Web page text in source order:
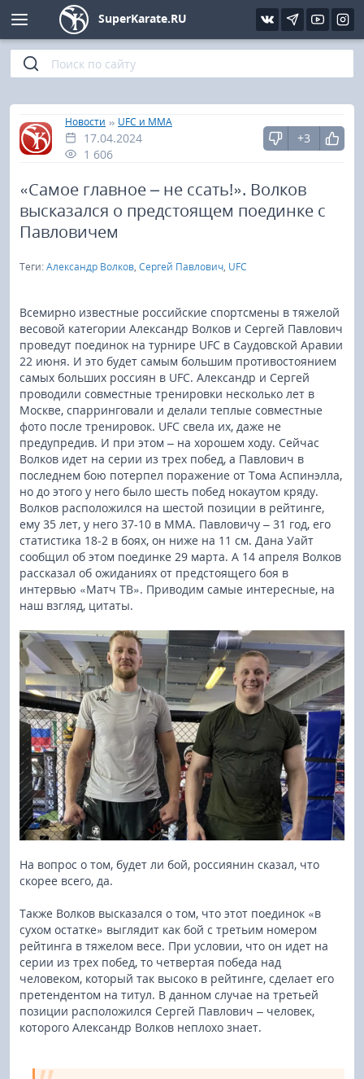
SuperKarate.RU
Главная
»
Новости » UFC и MMA
17.04.2024
1 606
+3
«Самое главное – не ссать!». Волков
высказался о предстоящем поединке с
Павловичем
Теги:Александр Волков, Сергей Павлович, UFC
Всемирно известные российские спортсмены в тяжелой
весовой категории Александр Волков и Сергей Павлович
проведут поединок на турнире UFC в Саудовской Аравии
22 июня. И это будет самым большим противостоянием
самых больших россиян в UFC. Александр и Сергей
проводили совместные тренировки несколько лет в
Москве, спарринговали и делали теплые совместные
фото после тренировок. UFC свела их, даже не
предупредив. И при этом – на хорошем ходу. Сейчас
Волков идет на серии из трех побед, а Павлович в
последнем бою потерпел поражение от Тома Аспинэлла,
но до этого у него было шесть побед нокаутом кряду.
Волков расположился на шестой позиции в рейтинге,
ему 35 лет, у него 37-10 в ММА. Павловичу – 31 год, его
статистика 18-2 в боях, он ниже на 11 см. Дана Уайт
сообщил об этом поединке 29 марта. А 14 апреля Волков
рассказал об ожиданиях от предстоящего боя в
интервью «Матч ТВ». Приводим самые интересные, на
наш взгляд, цитаты.
На вопрос о том, будет ли бой, россиянин сказал, что
скорее всего, да.
Также Волков высказался о том, что этот поединок «в
сухом остатке» выглядит как бой с третьим номером
рейтинга в тяжелом весе. При условии, что он идет на
серии из трех побед, то четвертая победа над
человеком, который так высоко в рейтинге, сделает его
претендентом на титул. В данном случае на третьей
позиции расположился Сергей Павлович – человек,
которого Александр Волков неплохо знает.
Киокушинкай
Кёкусин (IFK)
Шинкиокушинкай
Кекусин-кан
Кикбоксинг и K-1
Бокс
UFC и MMA
Муай тай
Фото
Видео
Интервью
Статьи
Уроки каратэ
Файлы
Библиотека